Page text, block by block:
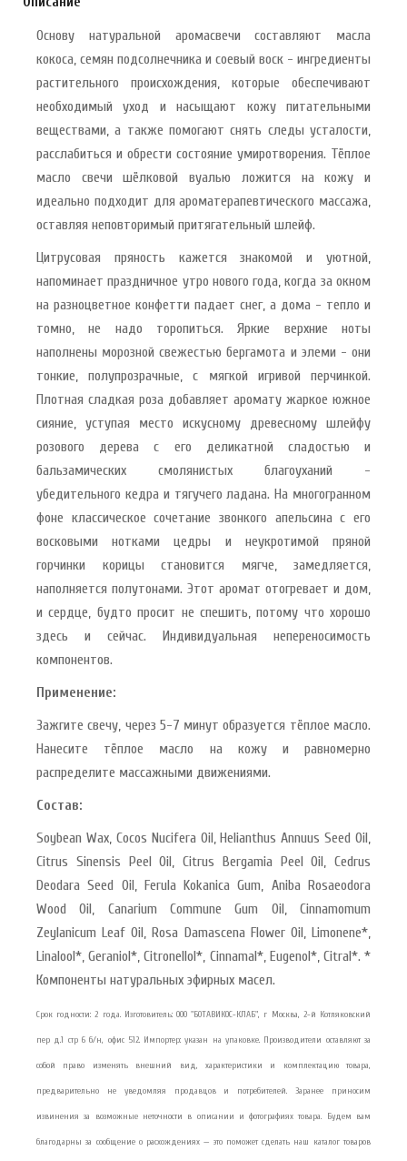
Основу натуральной аромасвечи составляют масла
кокоса, семян подсолнечника и соевый воск - ингредиенты
растительного происхождения, которые обеспечивают
необходимый уход и насыщают кожу питательными
веществами, а также помогают снять следы усталости,
расслабиться и обрести состояние умиротворения. Тёплое
масло свечи шёлковой вуалью ложится на кожу и
идеально подходит для ароматерапевтического массажа,
оставляя неповторимый притягательный шлейф.
Цитрусовая пряность кажется знакомой и уютной,
напоминает праздничное утро нового года, когда за окном
на разноцветное конфетти падает снег, а дома - тепло и
томно, не надо торопиться. Яркие верхние ноты
наполнены морозной свежестью бергамота и элеми - они
тонкие, полупрозрачные, с мягкой игривой перчинкой.
Плотная сладкая роза добавляет аромату жаркое южное
сияние, уступая место искусному древесному шлейфу
розового дерева с его деликатной сладостью и
бальзамических смолянистых благоуханий -
убедительного кедра и тягучего ладана. На многогранном
фоне классическое сочетание звонкого апельсина с его
восковыми нотками цедры и неукротимой пряной
горчинки корицы становится мягче, замедляется,
наполняется полутонами. Этот аромат отогревает и дом,
и сердце, будто просит не спешить, потому что хорошо
здесь и сейчас. Индивидуальная непереносимость
компонентов.
Применение:
Зажгите свечу, через 5-7 минут образуется тёплое масло.
Нанесите тёплое масло на кожу и равномерно
распределите массажными движениями.
Состав:
Soybean Wax, Cocos Nucifera Oil, Helianthus Annuus Seed Oil,
Citrus Sinensis Peel Oil, Citrus Bergamia Peel Oil, Cedrus
Deodara Seed Oil, Ferula Kokanica Gum, Aniba Rosaeodora
Wood Oil, Canarium Commune Gum Oil, Cinnamomum
Zeylanicum Leaf Oil, Rosa Damascena Flower Oil, Limonene*,
Linalool*, Geraniol*, Citronellol*, Cinnamal*, Eugenol*, Citral*. *
Компоненты натуральных эфирных масел.
Срок годности: 2 года. Изготовитель: ООО "БОТАВИКОС-КЛАБ", г Москва, 2-й Котляковский
пер д.1 стр 6 б/н, офис 512. Импортер: указан на упаковке. Производители оставляют за
собой право изменять внешний вид, характеристики и комплектацию товара,
предварительно не уведомляя продавцов и потребителей. Заранее приносим
извинения за возможные неточности в описании и фотографиях товара. Будем вам
благодарны за сообщение о расхождениях — это поможет сделать наш каталог товаров